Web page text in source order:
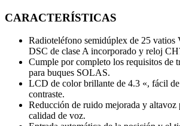
CARACTERÍSTICAS
Radioteléfono semidúplex de 25 vatios
DSC de clase A incorporado y reloj
Cumple por completo los requisitos de
para buques SOLAS.
LCD de color brillante de 4.3 «, fácil
contraste.
Reducción de ruido mejorada y altavoz
calidad de voz.